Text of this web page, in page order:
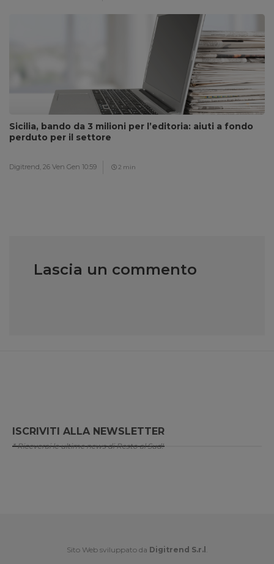
Sicilia, bando da 3 milioni per l’editoria: aiuti a fondo
perduto per il settore
Digitrend, 26 Ven Gen 10:59 2 min
Lascia un commento
ISCRIVITI ALLA NEWSLETTER
* Riceverai le ultime news di Resto al Sud!
Sito Web sviluppato da Digitrend S.r.l .